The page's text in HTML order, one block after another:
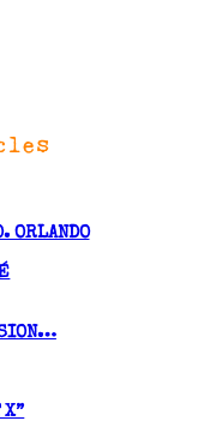
ORLANDO